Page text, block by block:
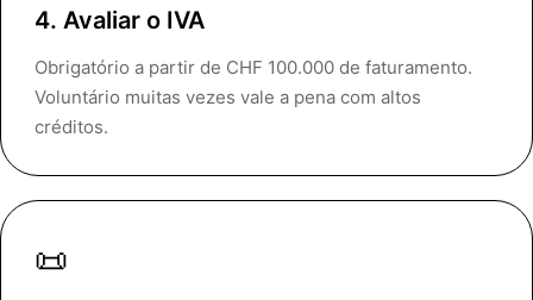
4. Avaliar o IVA
Obrigatório a partir de CHF 100.000 de faturamento.
Voluntário muitas vezes vale a pena com altos
créditos.
📜